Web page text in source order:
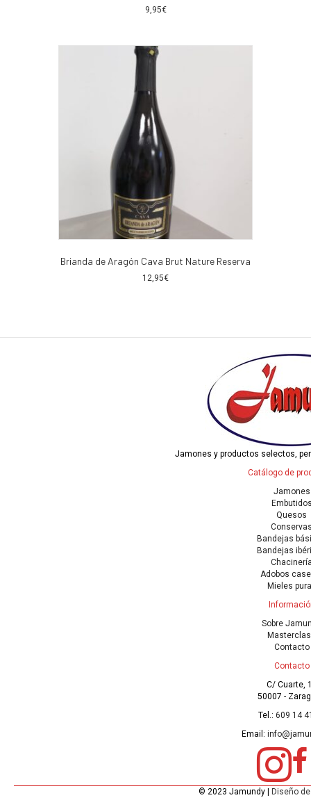
9,95€
Brianda de Aragón Cava Brut Nature Reserva
12,95€
Jamones y productos selectos,
Catálogo de
Jamones
Quesos
Bandejas
Bandejas
Adobos
Mieles
Sobre
Contacto
Contacto
C/ Cuarte,
50007 -
Tel.: 609 14
Email:
© 2023 Jamundy | Diseño